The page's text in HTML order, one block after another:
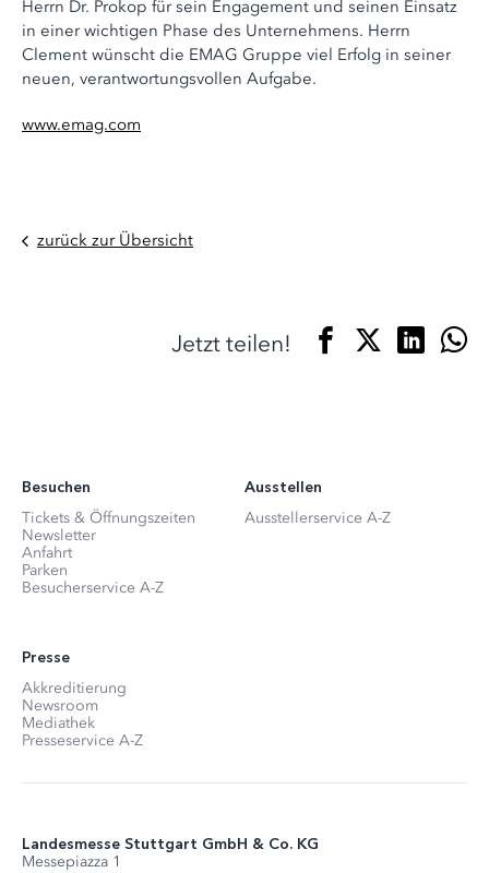
Herrn Dr. Prokop für sein Engagement und seinen Einsatz
in einer wichtigen Phase des Unternehmens. Herrn
Clement wünscht die EMAG Gruppe viel Erfolg in seiner
neuen, verantwortungsvollen Aufgabe.
www.emag.com
zurück zur Übersicht
Jetzt teilen!
Besuchen
Tickets & Öffnungszeiten
Newsletter
Anfahrt
Parken
Besucherservice A-Z
Ausstellen
Ausstellerservice A-Z
Presse
Akkreditierung
Newsroom
Mediathek
Presseservice A-Z
Landesmesse Stuttgart GmbH & Co. KG
Messepiazza 1